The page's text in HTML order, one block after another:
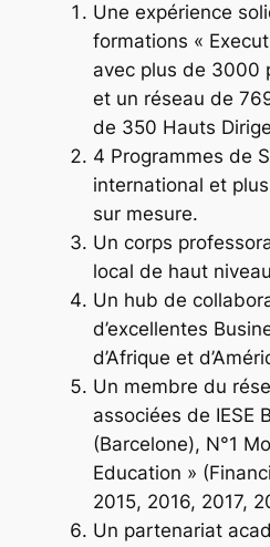
Une expérience
formations «
avec plus de 3000
et un réseau de
de 350 Hauts
4 Programmes de
international et
sur mesure.
Un corps
local de haut
Un hub de
d’excellentes
d’Afrique et
Un membre du
associées de IESE
(Barcelone), N°1
Education »
2015, 2016, 2017,
Un partenariat